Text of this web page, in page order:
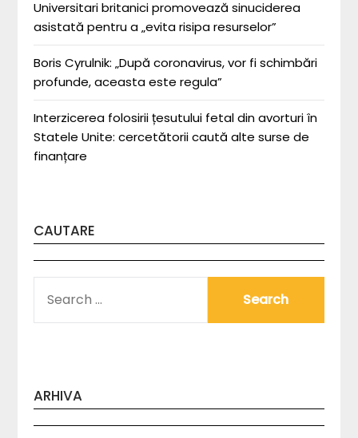
Universitari britanici promovează sinuciderea
asistată pentru a „evita risipa resurselor”
Boris Cyrulnik: „După coronavirus, vor fi schimbări
profunde, aceasta este regula”
Interzicerea folosirii țesutului fetal din avorturi în
Statele Unite: cercetătorii caută alte surse de
finanțare
CAUTARE
FOR:
ARHIVA